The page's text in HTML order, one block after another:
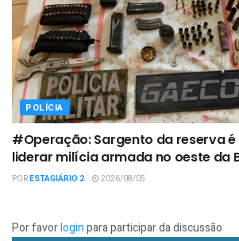
POLÍCIA
#Operação: Sargento da reserva
liderar milícia armada no oeste da
PORESTAGIÁRIO 2 2026/08/05
Por favorloginpara participar da discussão